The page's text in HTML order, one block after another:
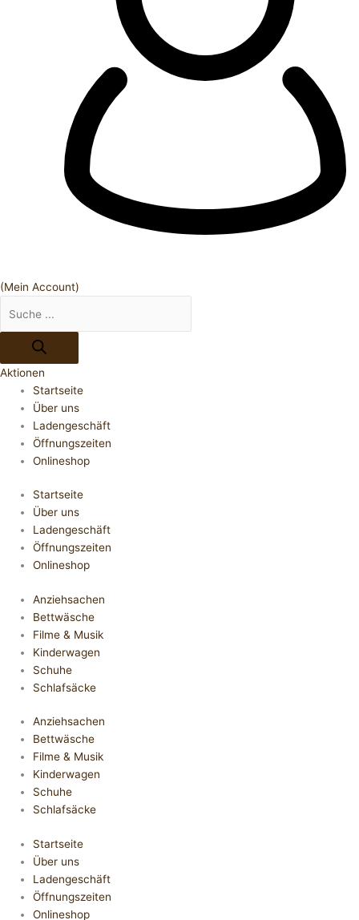
(Mein Account)
Aktionen
Startseite
Über uns
Ladengeschäft
Öffnungszeiten
Onlineshop
Startseite
Über uns
Ladengeschäft
Öffnungszeiten
Onlineshop
Anziehsachen
Bettwäsche
Filme & Musik
Kinderwagen
Schuhe
Schlafsäcke
Anziehsachen
Bettwäsche
Filme & Musik
Kinderwagen
Schuhe
Schlafsäcke
Startseite
Über uns
Ladengeschäft
Öffnungszeiten
Onlineshop